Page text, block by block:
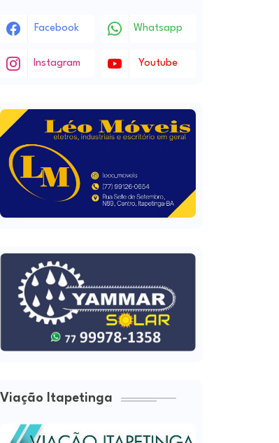
Facebook Whatsapp
Instagram Youtube
Viação Itapetinga